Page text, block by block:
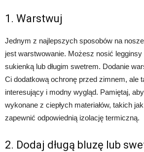
1. Warstwuj
Jednym z najlepszych sposobów na
jest warstwowanie. Możesz nosić legginsy
sukienką lub długim swetrem. Dodanie
Ci dodatkową ochronę przed zimnem, ale
interesujący i modny wygląd. Pamiętaj,
wykonane z ciepłych materiałów, takich
zapewnić odpowiednią izolację termiczną.
2. Dodaj długą bluzę lub